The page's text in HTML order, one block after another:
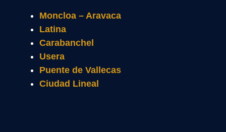
Moncloa – Aravaca
Latina
Carabanchel
Usera
Puente de Vallecas
Ciudad Lineal